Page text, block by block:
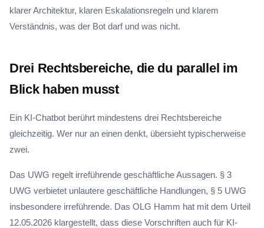
klarer Architektur, klaren Eskalationsregeln und klarem
Verständnis, was der Bot darf und was nicht.
Drei Rechtsbereiche, die du parallel im
Blick haben musst
Ein KI-Chatbot berührt mindestens drei Rechtsbereiche
gleichzeitig. Wer nur an einen denkt, übersieht typischerweise
zwei.
Das UWG regelt irreführende geschäftliche Aussagen. § 3
UWG verbietet unlautere geschäftliche Handlungen, § 5 UWG
insbesondere irreführende. Das OLG Hamm hat mit dem Urteil
12.05.2026 klargestellt, dass diese Vorschriften auch für KI-